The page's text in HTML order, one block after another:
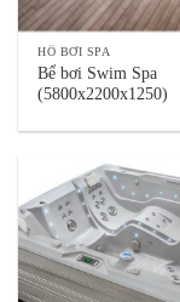
HỒ BƠI SPA
Bể bơi Swim Spa
(5800x2200x1250)